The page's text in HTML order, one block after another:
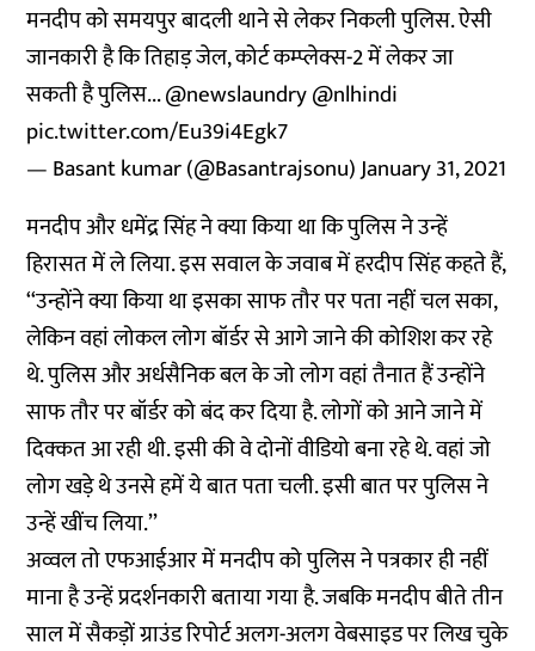
मनदीप को समयपुर बादली थाने से लेकर निकली पुलिस. ऐसी
जानकारी है कि तिहाड़ जेल, कोर्ट कम्प्लेक्स-2 में लेकर जा
सकती है पुलिस...@newslaundry@nlhindi
pic.twitter.com/Eu39i4Egk7
— Basant kumar (@Basantrajsonu)January 31, 2021
मनदीप और धमेंद्र सिंह ने क्या किया था कि पुलिस ने उन्हें
हिरासत में ले लिया. इस सवाल के जवाब में हरदीप सिंह कहते हैं,
‘‘उन्होंने क्या किया था इसका साफ तौर पर पता नहीं चल सका,
लेकिन वहां लोकल लोग बॉर्डर से आगे जाने की कोशिश कर रहे
थे. पुलिस और अर्धसैनिक बल के जो लोग वहां तैनात हैं उन्होंने
साफ तौर पर बॉर्डर को बंद कर दिया है. लोगों को आने जाने में
दिक्कत आ रही थी. इसी की वे दोनों वीडियो बना रहे थे. वहां जो
लोग खड़े थे उनसे हमें ये बात पता चली. इसी बात पर पुलिस ने
उन्हें खींच लिया.’’
अव्वल तो एफआईआर में मनदीप को पुलिस ने पत्रकार ही नहीं
माना है उन्हें प्रदर्शनकारी बताया गया है. जबकि मनदीप बीते तीन
साल में सैकड़ों ग्राउंड रिपोर्ट अलग-अलग वेबसाइड पर लिख चुके